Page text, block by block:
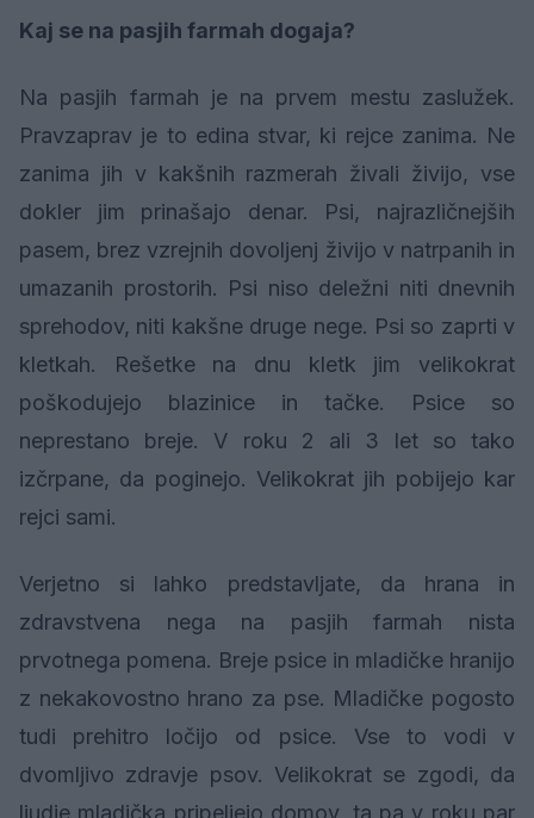
Kaj se na pasjih farmah dogaja?
Na pasjih farmah je na prvem mestu zaslužek.
Pravzaprav je to edina stvar, ki rejce zanima. Ne
zanima jih v kakšnih razmerah živali živijo, vse
dokler jim prinašajo denar. Psi, najrazličnejših
pasem, brez vzrejnih dovoljenj živijo v natrpanih in
umazanih prostorih. Psi niso deležni niti dnevnih
sprehodov, niti kakšne druge nege. Psi so zaprti v
kletkah. Rešetke na dnu kletk jim velikokrat
poškodujejo blazinice in tačke. Psice so
neprestano breje. V roku 2 ali 3 let so tako
izčrpane, da poginejo. Velikokrat jih pobijejo kar
rejci sami.
Verjetno si lahko predstavljate, da hrana in
zdravstvena nega na pasjih farmah nista
prvotnega pomena. Breje psice in mladičke hranijo
z nekakovostno hrano za pse. Mladičke pogosto
tudi prehitro ločijo od psice. Vse to vodi v
dvomljivo zdravje psov. Velikokrat se zgodi, da
ljudje mladička pripeljejo domov, ta pa v roku par